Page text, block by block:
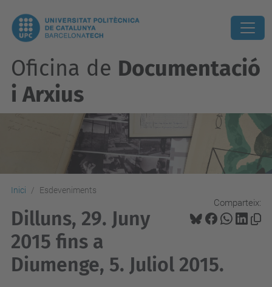
Oficina de Documentació
i Arxius
Inici Esdeveniments
Comparteix:
Dilluns, 29. Juny
2015 fins a
Diumenge, 5. Juliol 2015.